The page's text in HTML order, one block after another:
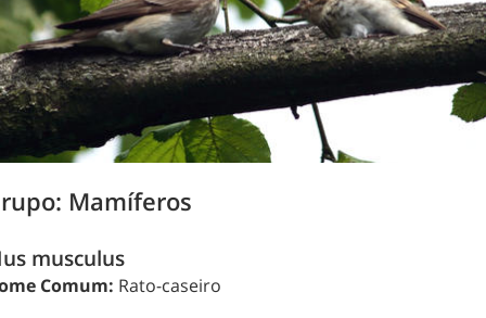
Mamíferos
musculus
Comum: Rato-caseiro